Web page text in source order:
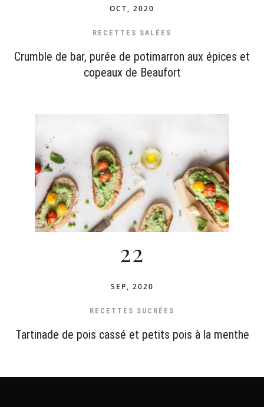
OCT, 2020
RECETTES SALÉES
Crumble de bar, purée de potimarron aux épices et
copeaux de Beaufort
22
SEP, 2020
RECETTES SUCRÉES
Tartinade de pois cassé et petits pois à la menthe